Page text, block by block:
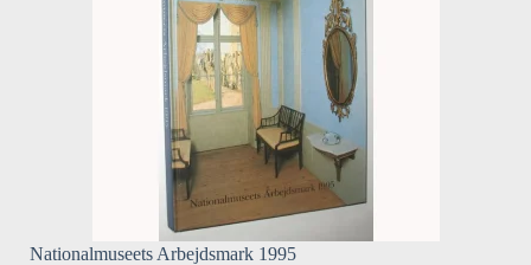
Nationalmuseets Arbejdsmark 1995